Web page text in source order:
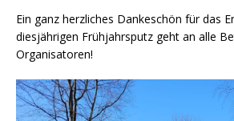
Ein ganz herzliches Dankeschön für das
diesjährigen Frühjahrsputz geht an alle
Organisatoren!